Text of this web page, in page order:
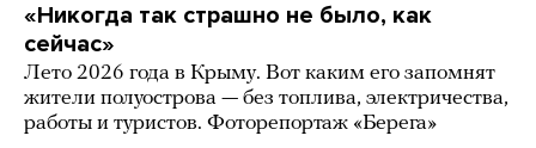
«Никогда так страшно не было, как
сейчас»
Лето 2026 года в Крыму. Вот каким его запомнят
жители полуострова — без топлива, электричества,
работы и туристов. Фоторепортаж «Берега»